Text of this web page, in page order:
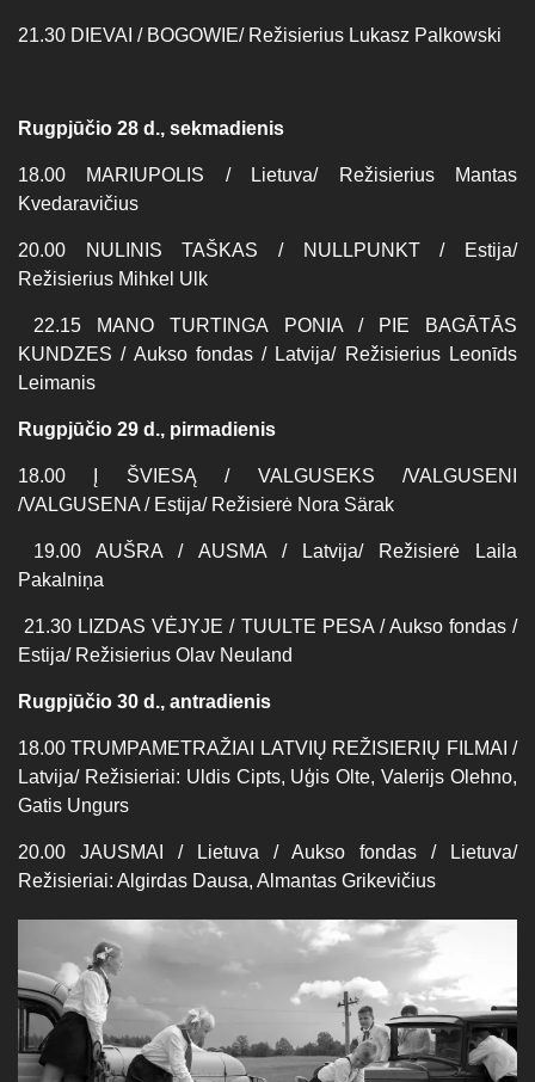
21.30 DIEVAI / BOGOWIE/ Režisierius Lukasz Palkowski
Rugpjūčio 28 d., sekmadienis
18.00 MARIUPOLIS / Lietuva/ Režisierius Mantas
Kvedaravičius
20.00 NULINIS TAŠKAS / NULLPUNKT / Estija/
Režisierius Mihkel Ulk
22.15 MANO TURTINGA PONIA / PIE BAGĀTĀS
KUNDZES / Aukso fondas / Latvija/ Režisierius Leonīds
Leimanis
Rugpjūčio 29 d., pirmadienis
18.00 Į ŠVIESĄ / VALGUSEKS /VALGUSENI
/VALGUSENA / Estija/ Režisierė Nora Särak
19.00 AUŠRA / AUSMA / Latvija/ Režisierė Laila
Pakalniņa
21.30 LIZDAS VĖJYJE / TUULTE PESA / Aukso fondas /
Estija/ Režisierius Olav Neuland
Rugpjūčio 30 d., antradienis
18.00 TRUMPAMETRAŽIAI LATVIŲ REŽISIERIŲ FILMAI /
Latvija/ Režisieriai: Uldis Cipts, Uģis Olte, Valerijs Olehno,
Gatis Ungurs
20.00 JAUSMAI / Lietuva / Aukso fondas / Lietuva/
Režisieriai: Algirdas Dausa, Almantas Grikevičius